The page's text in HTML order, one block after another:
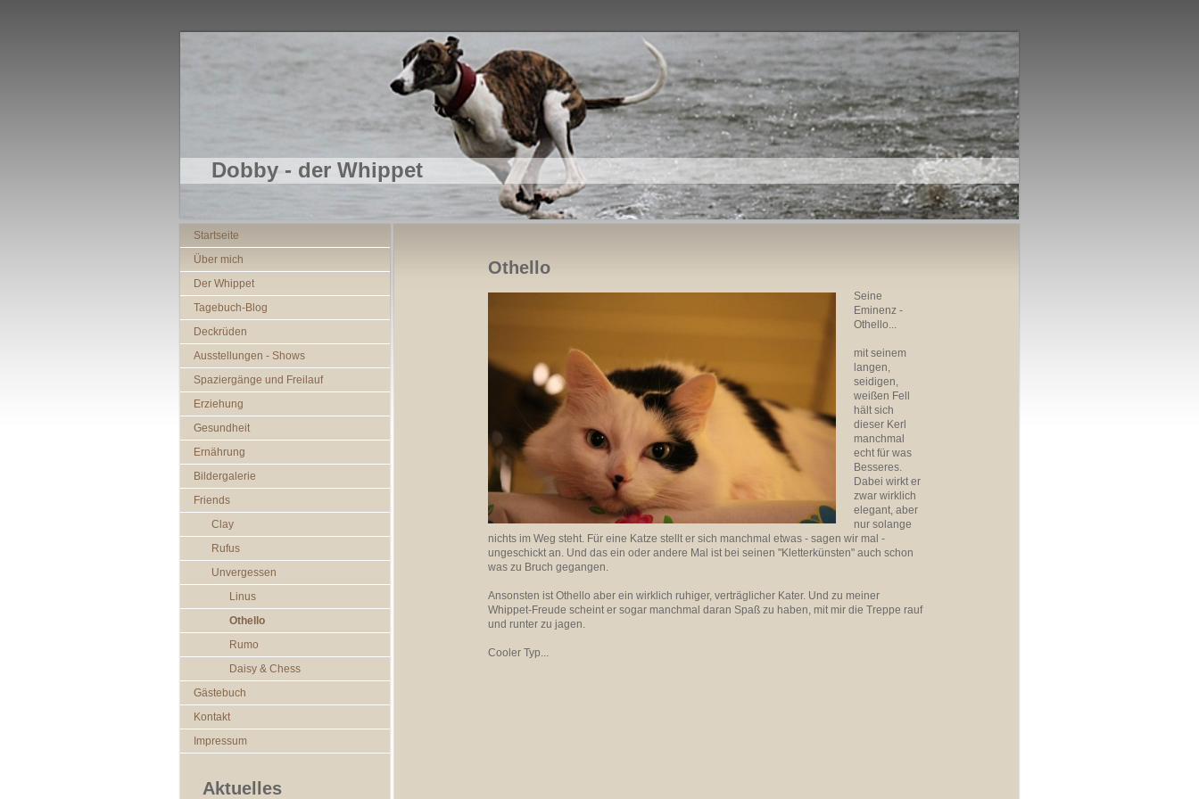
Dobby - der Whippet
Startseite
Über mich
Der Whippet
Tagebuch-Blog
Deckrüden
Ausstellungen - Shows
Spaziergänge und Freilauf
Erziehung
Gesundheit
Ernährung
Bildergalerie
Friends
Clay
Rufus
Unvergessen
Linus
Othello
Rumo
Daisy & Chess
Gästebuch
Kontakt
Impressum
Aktuelles
Othello
Seine
Eminenz -
Othello...
mit seinem
langen,
seidigen,
weißen Fell
hält sich
dieser Kerl
manchmal
echt für was
Besseres.
Dabei wirkt er
zwar wirklich
elegant, aber
nur solange
nichts im Weg steht. Für eine Katze stellt er sich manchmal etwas - sagen wir mal -
ungeschickt an. Und das ein oder andere Mal ist bei seinen "Kletterkünsten" auch schon
was zu Bruch gegangen.
Ansonsten ist Othello aber ein wirklich ruhiger, verträglicher Kater. Und zu meiner
Whippet-Freude scheint er sogar manchmal daran Spaß zu haben, mit mir die Treppe rauf
und runter zu jagen.
Cooler Typ...